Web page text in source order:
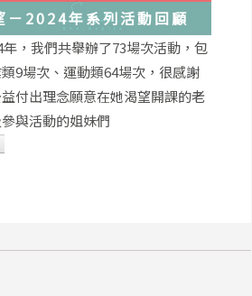
－2024年系列活動回顧
年，我們共舉辦了73場次活動，包
9場次、運動類64場次，很感謝
付出理念願意在她渴望開課的老
與活動的姐妹們